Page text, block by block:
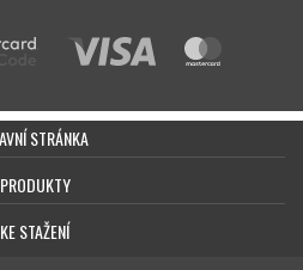
STRÁNKA
PRODUKTY
KE STAŽENÍ